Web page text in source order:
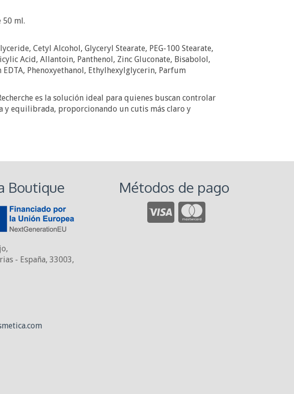
50 ml.
Cetyl Alcohol, Glyceryl Stearate, PEG-100 Stearate,
Acid, Allantoin, Panthenol, Zinc Gluconate, Bisabolol,
Phenoxyethanol, Ethylhexylglycerin, Parfum
es la solución ideal para quienes buscan controlar
y equilibrada, proporcionando un cutis más claro y
Boutique
- España, 33003,
Métodos de pago